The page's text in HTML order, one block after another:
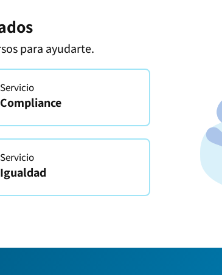
para ayudarte.
Servicio
Compliance
Servicio
Igualdad